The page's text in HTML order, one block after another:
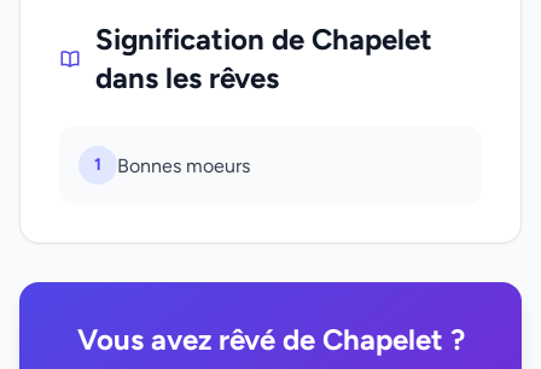
Signification de Chapelet
dans les rêves
1 Bonnes moeurs
Vous avez rêvé de Chapelet ?